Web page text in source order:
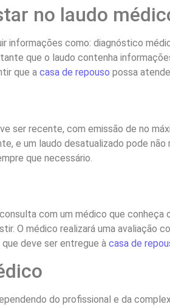
no laudo
informações como: diagnóstico
que o laudo contenha
que a casa de repouso possa
ser recente, com emissão de no
e um laudo desatualizado pode
que necessário.
com um médico que
O médico realizará uma
deve ser entregue à casa de
do profissional e da